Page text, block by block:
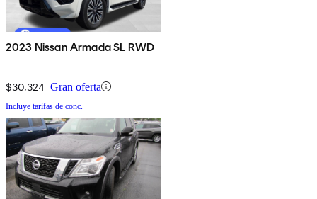
2023 Nissan Armada SL RWD
$30,324 Gran oferta
Incluye tarifas de conc.